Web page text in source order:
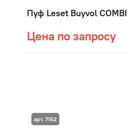
Пуф Leset Buyvol COMBI
Цена по запросу
арт. 7152